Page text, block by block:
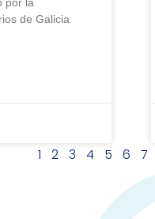
de Galicia
1 2 3 4 5 6 7